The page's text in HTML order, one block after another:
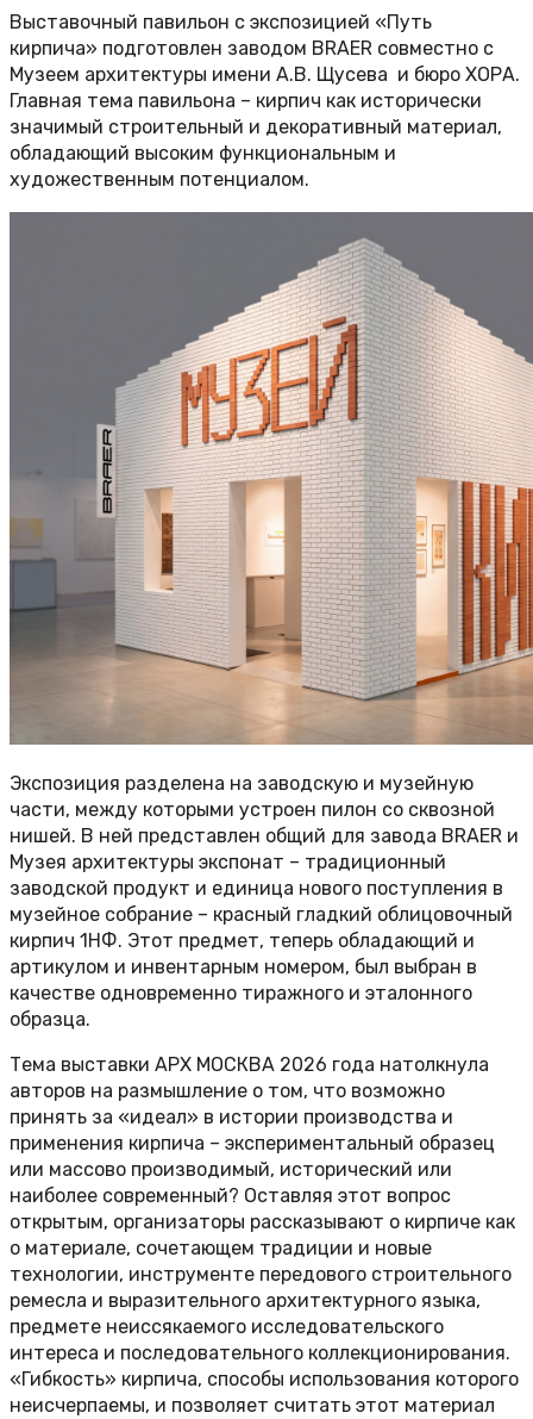
Выставочный павильон с экспозицией «Путь
кирпича» подготовлен заводом BRAER совместно с
Музеем архитектуры имени А.В. Щусева и бюро ХОРА.
Главная тема павильона – кирпич как исторически
значимый строительный и декоративный материал,
обладающий высоким функциональным и
художественным потенциалом.
Экспозиция разделена на заводскую и музейную
части, между которыми устроен пилон со сквозной
нишей. В ней представлен общий для завода BRAER и
Музея архитектуры экспонат – традиционный
заводской продукт и единица нового поступления в
музейное собрание – красный гладкий облицовочный
кирпич 1НФ. Этот предмет, теперь обладающий и
артикулом и инвентарным номером, был выбран в
качестве одновременно тиражного и эталонного
образца.
Тема выставки АРХ МОСКВА 2026 года натолкнула
авторов на размышление о том, что возможно
принять за «идеал» в истории производства и
применения кирпича – экспериментальный образец
или массово производимый, исторический или
наиболее современный? Оставляя этот вопрос
открытым, организаторы рассказывают о кирпиче как
о материале, сочетающем традиции и новые
технологии, инструменте передового строительного
ремесла и выразительного архитектурного языка,
предмете неиссякаемого исследовательского
интереса и последовательного коллекционирования.
«Гибкость» кирпича, способы использования которого
неисчерпаемы, и позволяет считать этот материал